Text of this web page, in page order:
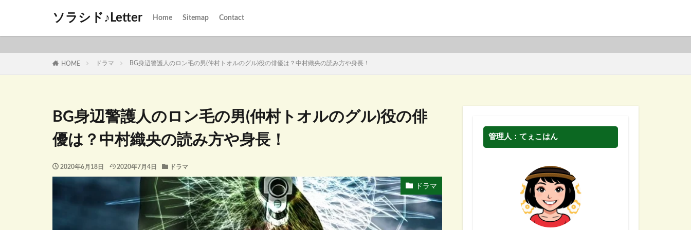
ソラシド♪Letter Home Sitemap Contact
HOME ドラマ BG身辺警護人のロン毛の男(仲村トオルのグル)役の俳優は？中村織央の読み方や身長！
BG身辺警護人のロン毛の男(仲村トオルのグル)役の俳
優は？中村織央の読み方や身長！
2020年6月18日 2020年7月4日 ドラマ
ドラマ
管理人：てぇこはん